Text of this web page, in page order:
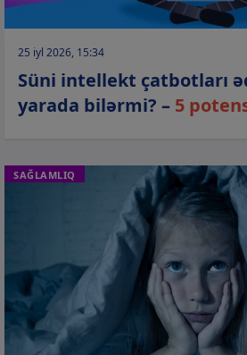
25 iyl 2026, 15:34
Süni intellekt çatbotları
yarada bilərmi? – 5
SAĞLAMLIQ